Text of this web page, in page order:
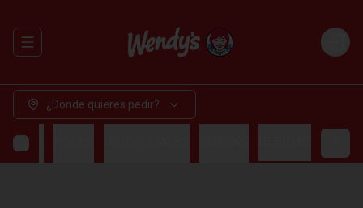
Abrir menu de navegación Login
¿Dónde quieres pedir?